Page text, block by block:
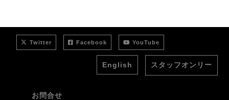
Twitter Facebook YouTube
English スタッフオンリー
お問合せ